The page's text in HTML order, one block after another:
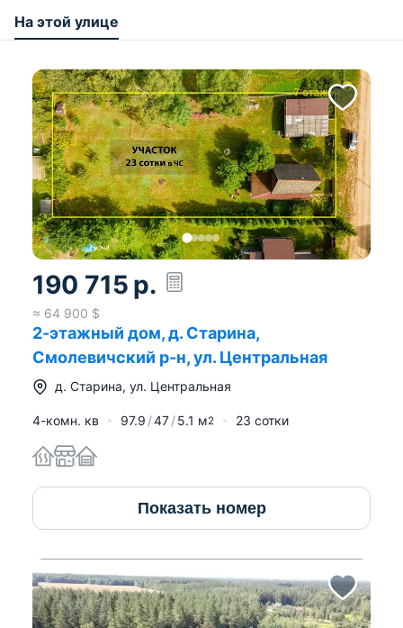
На этой улице
190 715 р.
≈ 64 900 $
2-этажный дом, д. Старина,
Смолевичский р-н, ул. Центральная
д. Старина, ул. Центральная
4-комн. кв 97.9 47 5.1 м2 23 сотки
Показать номер